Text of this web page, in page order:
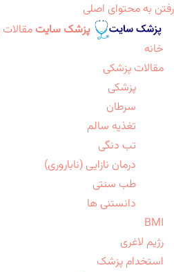
رفتن به محتوای اصلی
پزشک سایت
خانه
مقالات پزشکی
پزشکی
سرطان
تغذیه سالم
تب دنگی
درمان نازایی (ناباروری)
طب سنتی
دانستنی ها
BMI
رژیم لاغری
استخدام پزشک